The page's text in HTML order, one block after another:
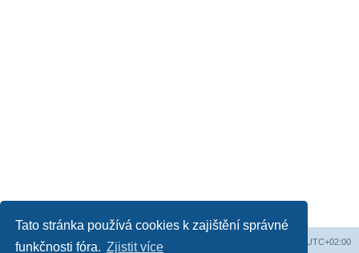
Tato stránka používá cookies k zajištění správné
funkčnosti fóra. Zjistit více
Web Obsah fóra UTC+02:00